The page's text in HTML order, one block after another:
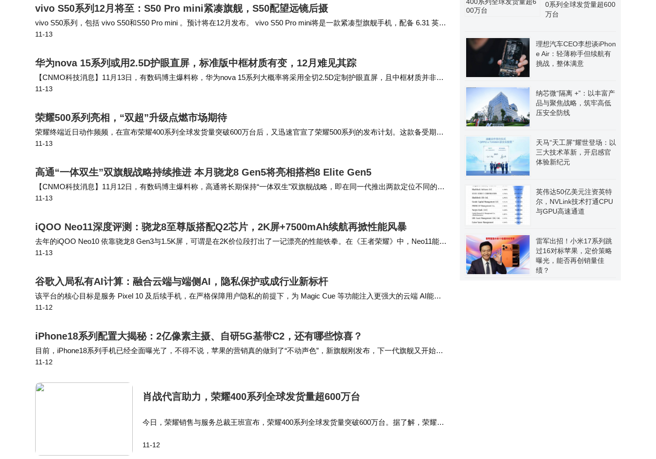
vivo S50系列12月将至：S50 Pro mini紧凑旗舰，S50配望远镜后摄
vivo S50系列，包括 vivo S50和S50 Pro mini 。预计将在12月发布。 vivo S50 Pro mini将是一款紧凑型旗舰手机，配备 6.31 英寸
显示屏。 据传闻 它将配备高通骁…
11-13
​华为nova 15系列或用2.5D护眼直屏，标准版中框材质有变，12月难见其踪​
【CNMO科技消息】11月13日，有数码博主爆料称，华为nova 15系列大概率将采用全切2.5D定制护眼直屏，且中框材质并非全
系为金属。 据CNMO了解，相比传统2D屏幕，2.5D屏幕在工艺复杂度上更胜一筹…
11-13
荣耀500系列亮相，“双超”升级点燃市场期待
荣耀终端近日动作频频，在宣布荣耀400系列全球发货量突破600万台后，又迅速官宣了荣耀500系列的发布计划。这款备受期待
的新机系列于11月13日正式亮相，凭借多项创新设计引发市场热议，其外观设计与核心配置的全面升级，展现出荣耀数字系列向
11-13
高通“一体双生”双旗舰战略持续推进 本月骁龙8 Gen5将亮相搭档8 Elite Gen5
【CNMO科技消息】11月12日，有数码博主爆料称，高通将长期保持“一体双生”双旗舰战略，即在同一代推出两款定位不同的旗
舰级SoC。该博主表示，骁龙8 Gen5移动平台的安兔兔跑分高于骁龙8至尊版。 据CN…
11-13
iQOO Neo11深度评测：骁龙8至尊版搭配Q2芯片，2K屏+7500mAh续航再掀性能风暴
去年的iQOO Neo10 依靠骁龙8 Gen3与1.5K屏，可谓是在2K价位段打出了一记漂亮的性能铁拳。在《王者荣耀》中，Neo11能稳
定144Hz超满帧运行，帧率曲线几乎是一条直线。无论是《王者荣耀》1…
11-13
谷歌入局私有AI计算：融合云端与端侧AI，隐私保护或成行业新标杆
该平台的核心目标是服务 Pixel 10 及后续手机，在严格保障用户隐私的前提下，为 Magic Cue 等功能注入更强大的云端 AI能
力，该媒体认为这标志着谷歌在端侧 AI 与云端 AI 的融合上迈出了…
11-12
iPhone18系列配置大揭秘：2亿像素主摄、自研5G基带C2，还有哪些惊喜？
目前，iPhone18系列手机已经全面曝光了，不得不说，苹果的营销真的做到了“不动声色”，新旗舰刚发布，下一代旗舰又开始收
割用户了，据说主要有以下提升： 1.芯片方面，采用台积电2nm制程工艺的全新A20芯片…
11-12
肖战代言助力，荣耀400系列全球发货量超600万台
今日，荣耀销售与服务总裁王班宣布，荣耀400系列全球发货量突破600万台。据了解，荣耀40
小…
11-12
0系列全球发货量超600
万台
理想汽车CEO李想谈iPhon
e Air：轻薄称手但续航有
挑战，整体满意
纳芯微“隔离 +”：以丰富产
品与聚焦战略，筑牢高低
压安全防线
天马“天工屏”耀世登场：以
三大技术革新，开启感官
体验新纪元
英伟达50亿美元注资英特
尔，NVLink技术打通CPU
与GPU高速通道
雷军出招！小米17系列跳
过16对标苹果，定价策略
曝光，能否再创销量佳
绩？